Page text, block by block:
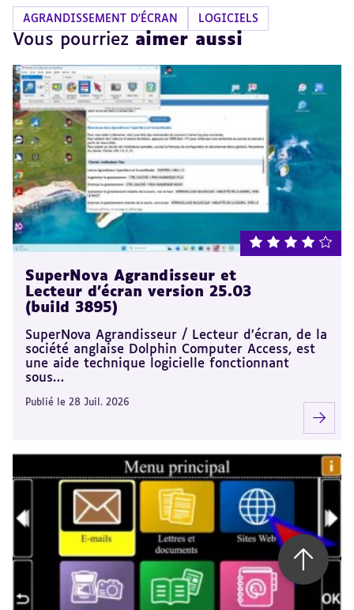
AGRANDISSEMENT D'ÉCRAN LOGICIELS
Vous pourriez aimer aussi
note : 4 sur 5
SuperNova Agrandisseur et
Lecteur d’écran version 25.03
(build 3895)
SuperNova Agrandisseur / Lecteur d’écran, de la
société anglaise Dolphin Computer Access, est
une aide technique logicielle fonctionnant
sous…
Publié le 28 Juil. 2026
Retour